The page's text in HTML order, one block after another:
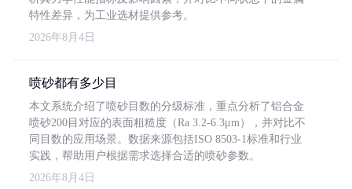
特性差异，为工业选材提供参考。
2026年8月4日
喷砂都有多少目
本文系统介绍了喷砂目数的分级标准，重点分析了铝合金
喷砂200目对应的表面粗糙度（Ra 3.2-6.3μm），并对比不
同目数的应用场景。数据来源包括ISO 8503-1标准和行业
实践，帮助用户根据需求选择合适的喷砂参数。
2026年8月4日